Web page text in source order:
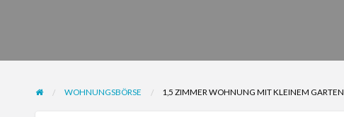
WOHNUNGSBÖRSE 1,5 ZIMMER WOHNUNG MIT KLEINEM GARTEN